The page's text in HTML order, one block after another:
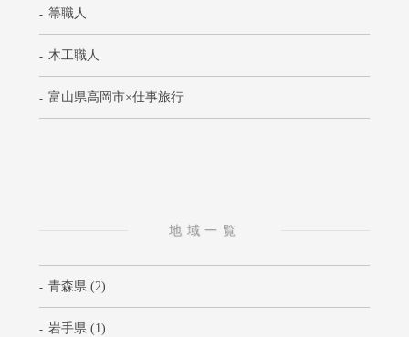
箒職人
木工職人
富山県高岡市×仕事旅行
地域一覧
青森県 (2)
岩手県 (1)